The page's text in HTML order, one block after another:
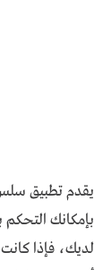
يقدم تطبيق سلس
بإمكانك